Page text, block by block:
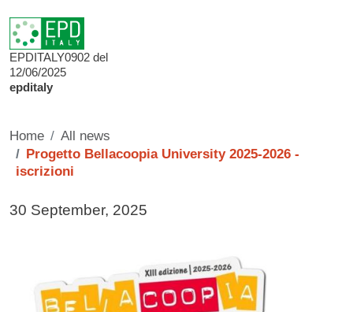
EPDITALY0902 del
12/06/2025
epditaly
Home
All news
Progetto Bellacoopia University 2025-2026 -
iscrizioni
Data di pubblicazione della notizia
30 September, 2025